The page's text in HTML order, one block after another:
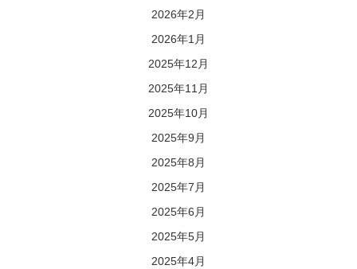
2026年2月
2026年1月
2025年12月
2025年11月
2025年10月
2025年9月
2025年8月
2025年7月
2025年6月
2025年5月
2025年4月